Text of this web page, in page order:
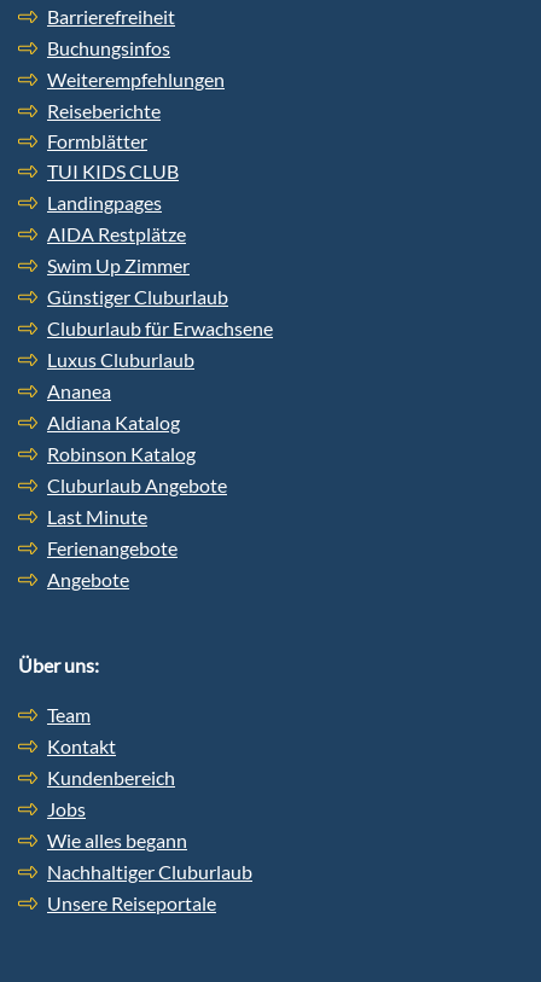
Barrierefreiheit
Buchungsinfos
Weiterempfehlungen
Reiseberichte
Formblätter
TUI KIDS CLUB
Landingpages
AIDA Restplätze
Swim Up Zimmer
Günstiger Cluburlaub
Cluburlaub für Erwachsene
Luxus Cluburlaub
Ananea
Aldiana Katalog
Robinson Katalog
Cluburlaub Angebote
Last Minute
Ferienangebote
Angebote
Über uns:
Team
Kontakt
Kundenbereich
Jobs
Wie alles begann
Nachhaltiger Cluburlaub
Unsere Reiseportale